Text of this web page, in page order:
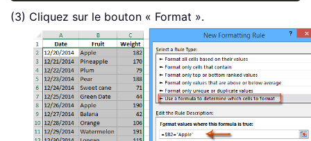
(3) Cliquez sur le bouton « Format ».